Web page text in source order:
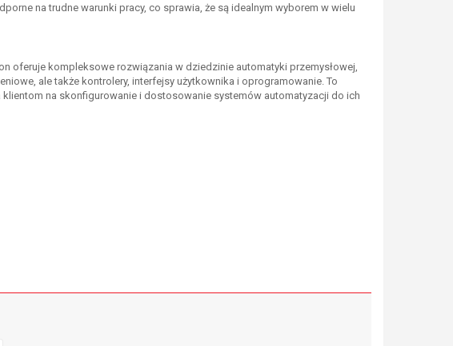
na trudne warunki pracy, co sprawia, że są idealnym wyborem w wielu
oferuje kompleksowe rozwiązania w dziedzinie automatyki przemysłowej,
ale także kontrolery, interfejsy użytkownika i oprogramowanie. To
na skonfigurowanie i dostosowanie systemów automatyzacji do ich